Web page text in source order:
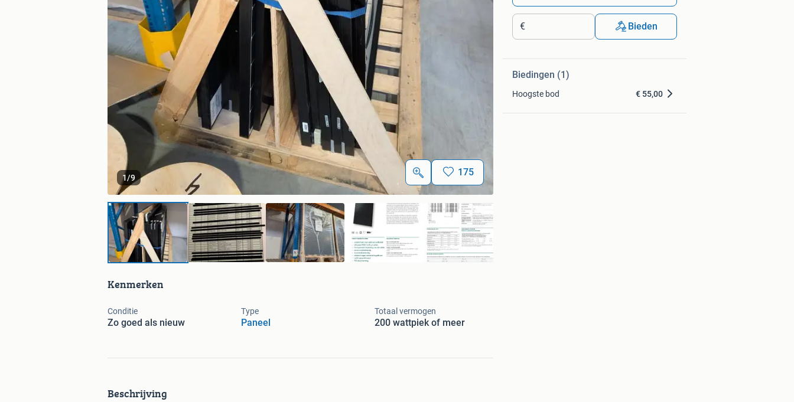
1/9 175
Kenmerken
Conditie
Zo goed als nieuw
Type
Paneel
Totaal vermogen
200 wattpiek of meer
Beschrijving
€ Bieden
Biedingen (1)
Hoogste bod € 55,00